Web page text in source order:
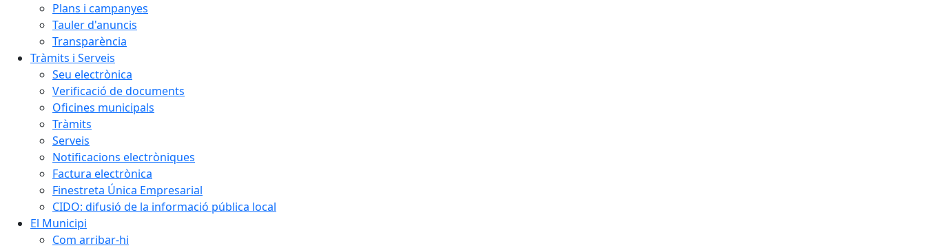
Plans i campanyes
Tauler d'anuncis
Transparència
Tràmits i Serveis
Seu electrònica
Verificació de documents
Oficines municipals
Tràmits
Serveis
Notificacions electròniques
Factura electrònica
Finestreta Única Empresarial
CIDO: difusió de la informació pública local
El Municipi
Com arribar-hi